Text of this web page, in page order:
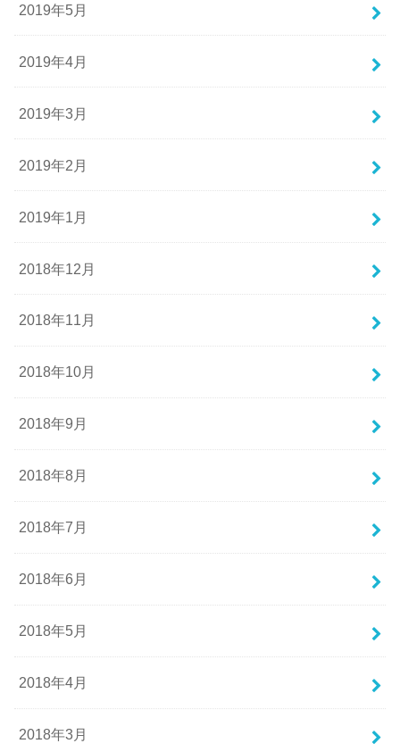
2019年5月
2019年4月
2019年3月
2019年2月
2019年1月
2018年12月
2018年11月
2018年10月
2018年9月
2018年8月
2018年7月
2018年6月
2018年5月
2018年4月
2018年3月